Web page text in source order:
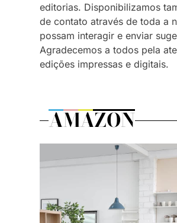
editorias. Disponibilizamos
de contato através de toda a
possam interagir e enviar
Agradecemos a todos pela
edições impressas e digitais.
AMAZON